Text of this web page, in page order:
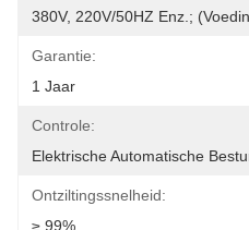
380V, 220V/50HZ Enz.;
Garantie:
1 Jaar
Controle:
Elektrische Automatische
Ontziltingssnelheid:
≥ 99%